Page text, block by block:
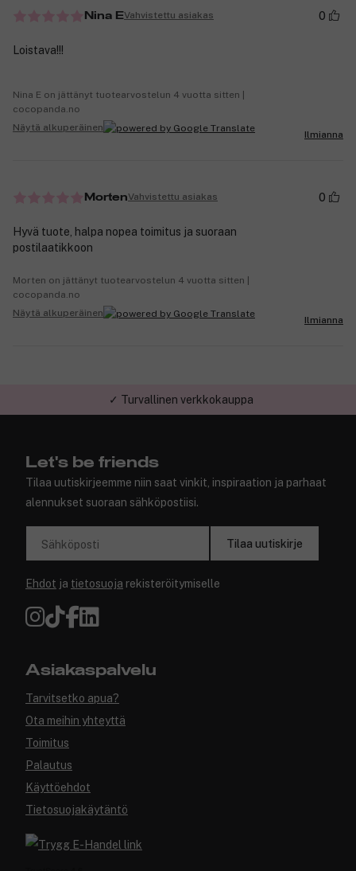
Nina EVahvistettu asiakas 0
Loistava!!!
Nina E on jättänyt tuotearvostelun 4 vuotta sitten |
cocopanda.no
Näytä alkuperäinen
Ilmianna
MortenVahvistettu asiakas 0
Hyvä tuote, halpa nopea toimitus ja suoraan
postilaatikkoon
Morten on jättänyt tuotearvostelun 4 vuotta sitten |
cocopanda.no
Näytä alkuperäinen
Ilmianna
✓ Turvallinen verkkokauppa
Let's be friends
Tilaa uutiskirjeemme niin saat vinkit, inspiraation ja parhaat
alennukset suoraan sähköpostiisi.
Sähköposti Tilaa uutiskirje
Ehdot ja tietosuoja rekisteröitymiselle
Asiakaspalvelu
Tarvitsetko apua?
Ota meihin yhteyttä
Toimitus
Palautus
Käyttöehdot
Tietosuojakäytäntö